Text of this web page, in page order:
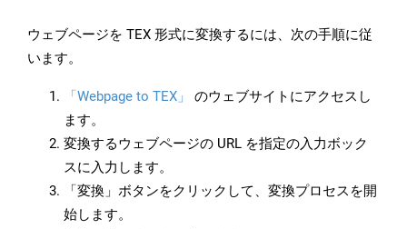
ウェブページを TEX 形式に変換するには、次の手順に従
います。
「Webpage to TEX」
のウェブサイトにアクセスし
ます。
変換するウェブページの URL を指定の入力ボック
スに入力します。
「変換」ボタンをクリックして、変換プロセスを開
始します。